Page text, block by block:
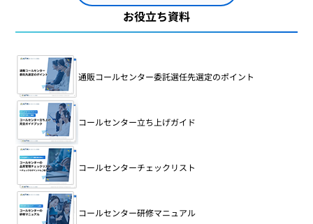
お役立ち資料
通販コールセンター委託選任先選定のポイント
コールセンター立ち上げガイド
コールセンターチェックリスト
コールセンター研修マニュアル